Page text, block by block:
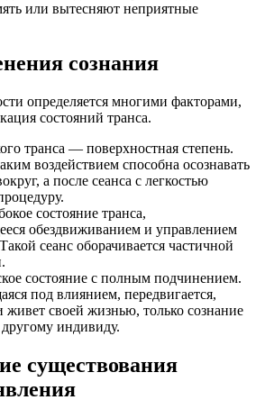
или вытесняют неприятные
сознания
определяется многими факторами,
состояний транса.
транса — поверхностная степень.
воздействием способна осознавать
а после сеанса с легкостью
состояние транса,
обездвиживанием и управлением
сеанс оборачивается частичной
состояние с полным подчинением.
под влиянием, передвигается,
живет своей жизнью, только сознание
индивиду.
существования